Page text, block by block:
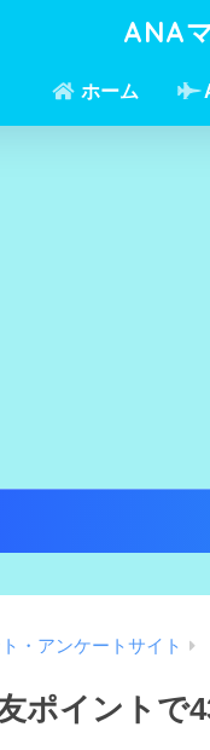
ANA
ホーム
・アンケートサイト
ポイントで